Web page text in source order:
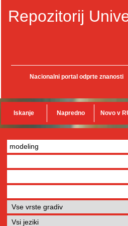
Repozitorij
Nacionalni portal odprte znanosti
Iskanje Napredno Novo v